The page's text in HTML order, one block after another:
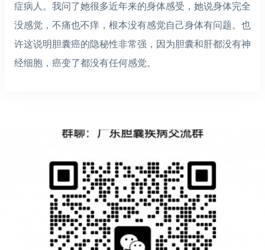
症病人。我问了她很多近年来的身体感受，她说身体完全
没感觉，不痛也不痒，根本没有感觉自己身体有问题。也
许这说明胆囊癌的隐秘性非常强，因为胆囊和肝都没有神
经细胞，癌变了都没有任何感觉。